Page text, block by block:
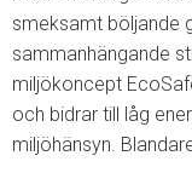
smeksamt böljande
sammanhängande
miljökoncept
och bidrar till låg
miljöhänsyn.